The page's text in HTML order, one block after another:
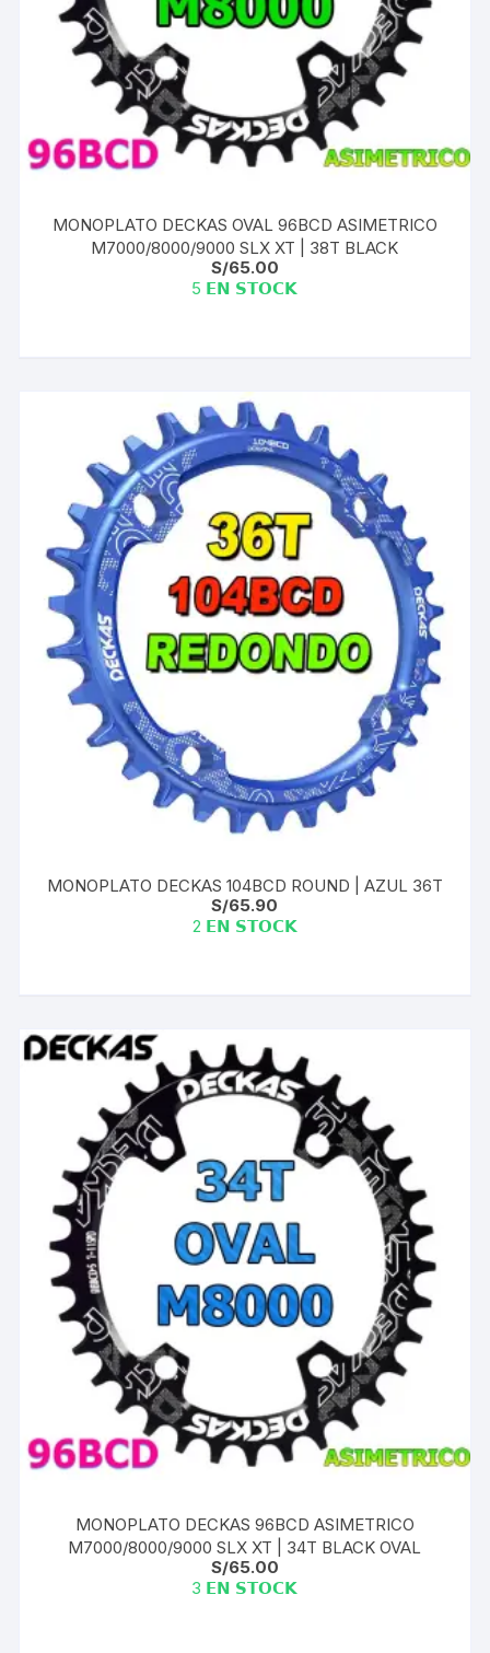
MONOPLATO DECKAS OVAL 96BCD ASIMETRICO
M7000/8000/9000 SLX XT | 38T BLACK
S/65.00
5 𝗘𝗡 𝗦𝗧𝗢𝗖𝗞
MONOPLATO DECKAS 104BCD ROUND | AZUL 36T
S/65.90
2 𝗘𝗡 𝗦𝗧𝗢𝗖𝗞
MONOPLATO DECKAS 96BCD ASIMETRICO
M7000/8000/9000 SLX XT | 34T BLACK OVAL
S/65.00
3 𝗘𝗡 𝗦𝗧𝗢𝗖𝗞